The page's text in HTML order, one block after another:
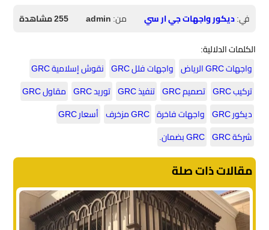
في:ديكور واجهات جي ار سي من:admin
255 مشاهدة
الكلمات الدلالية:
واجهات GRC الرياض
واجهات فلل GRC
نقوش إسلامية GRC
تركيب GRC
تصميم GRC تنفيذ GRC توريد GRC
مقاول GRC
ديكور GRC
واجهات فاخرة GRC مزخرف
أسعار GRC
شركة GRC
GRC بضمان.
مقالات ذات صلة